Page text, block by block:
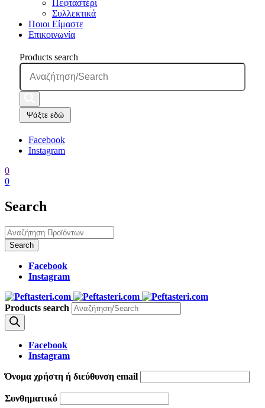
Πεφταστέρι
Συλλεκτικά
Ποιοι Είμαστε
Επικοινωνία
Products search
Ψάξτε εδώ
Facebook
Instagram
0
0
Search
Facebook
Instagram
Products search
Facebook
Instagram
Όνομα χρήστη ή διεύθυνση email
Συνθηματικό